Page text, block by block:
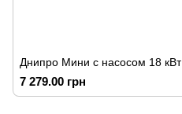
Днипро Мини с насосом 18 кВт
7 279.00 грн